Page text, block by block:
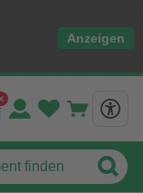
Anzeigen